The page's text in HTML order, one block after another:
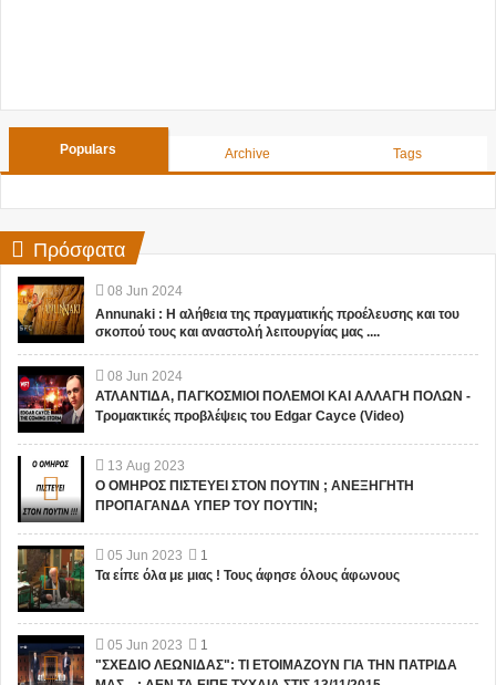
Populars Archive Tags
Πρόσφατα
08 Jun 2024
Annunaki : Η αλήθεια της πραγματικής προέλευσης και του
σκοπού τους και αναστολή λειτουργίας μας ....
08 Jun 2024
ΑΤΛΑΝΤΙΔΑ, ΠΑΓΚΟΣΜΙΟΙ ΠΟΛΕΜΟΙ ΚΑΙ ΑΛΛΑΓΗ ΠΟΛΩΝ -
Τρομακτικές προβλέψεις του Edgar Cayce (Video)
13 Aug 2023
Ο ΟΜΗΡΟΣ ΠΙΣΤΕΥΕΙ ΣΤΟΝ ΠΟΥΤΙΝ ; ΑΝΕΞΗΓΗΤΗ
ΠΡΟΠΑΓΑΝΔΑ ΥΠΕΡ ΤΟΥ ΠΟΥΤΙΝ;
05 Jun 2023
1
Τα είπε όλα με μιας ! Τους άφησε όλους άφωνους
05 Jun 2023
1
"ΣΧΕΔΙΟ ΛΕΩΝΙΔΑΣ": ΤΙ ΕΤΟΙΜΑΖΟΥΝ ΓΙΑ ΤΗΝ ΠΑΤΡΙΔΑ